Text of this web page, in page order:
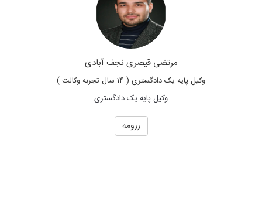
مرتضی قیصری نجف آبادی
وکیل پایه یک دادگستری ( 14 سال تجربه وکالت )
وکیل پایه یک دادگستری
رزومه